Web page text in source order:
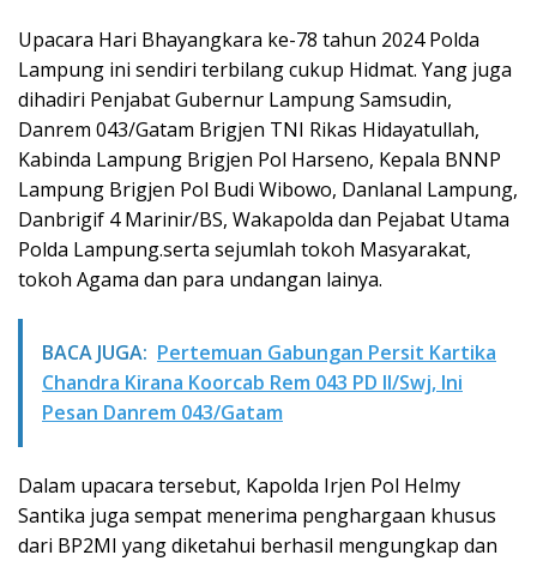
Upacara Hari Bhayangkara ke-78 tahun 2024 Polda
Lampung ini sendiri terbilang cukup Hidmat. Yang juga
dihadiri Penjabat Gubernur Lampung Samsudin,
Danrem 043/Gatam Brigjen TNI Rikas Hidayatullah,
Kabinda Lampung Brigjen Pol Harseno, Kepala BNNP
Lampung Brigjen Pol Budi Wibowo, Danlanal Lampung,
Danbrigif 4 Marinir/BS, Wakapolda dan Pejabat Utama
Polda Lampung.serta sejumlah tokoh Masyarakat,
tokoh Agama dan para undangan lainya.
BACA JUGA: Pertemuan Gabungan Persit Kartika
Chandra Kirana Koorcab Rem 043 PD II/Swj, Ini
Pesan Danrem 043/Gatam
Dalam upacara tersebut, Kapolda Irjen Pol Helmy
Santika juga sempat menerima penghargaan khusus
dari BP2MI yang diketahui berhasil mengungkap dan